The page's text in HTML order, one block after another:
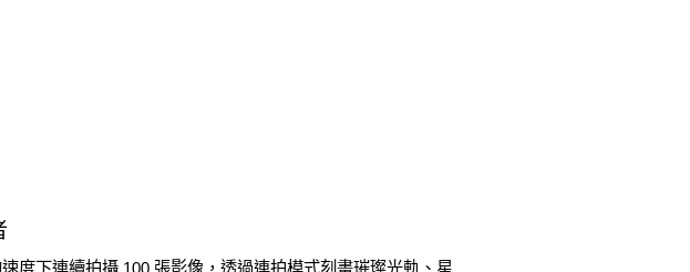
度下連續拍攝 100 張影像，透過連拍模式刻畫璀璨光軌、星